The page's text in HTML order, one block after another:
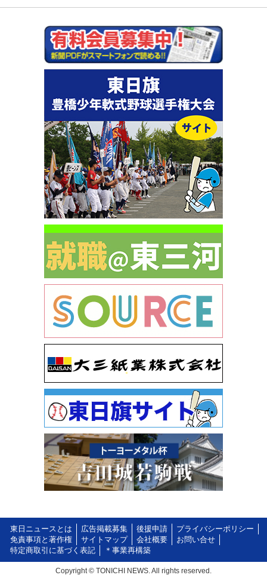
東日ニュースとは 広告掲載募集 後援申請
プライバシーポリシー
免責事項と著作権
サイトマップ 会社概要
お問い合せ
特定商取引に基づく表記
＊事業再構築
Copyright © TONICHI NEWS. All rights reserved.